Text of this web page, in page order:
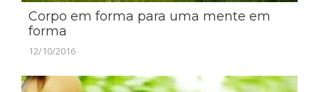
Corpo em forma para uma mente em
forma
12/10/2016